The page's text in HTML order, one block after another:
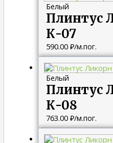
Белый
Плинтус
К-07
590.00 ₽/м.пог.
Белый
Плинтус
К-08
763.00 ₽/м.пог.